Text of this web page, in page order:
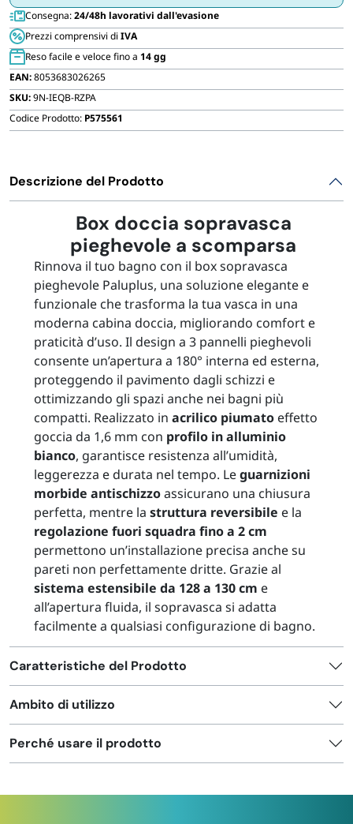
quantità
Consegna:24/48h lavorativi dall'evasione
Prezzi comprensivi di IVA
Reso facile e veloce fino a 14 gg
EAN:8053683026265
SKU:9N-IEQB-RZPA
Codice Prodotto: P575561
Descrizione del Prodotto
Box doccia sopravasca
pieghevole a scomparsa
Rinnova il tuo bagno con il box sopravasca
pieghevole Paluplus, una soluzione elegante e
funzionale che trasforma la tua vasca in una
moderna cabina doccia, migliorando comfort e
praticità d’uso. Il design a 3 pannelli pieghevoli
consente un’apertura a 180° interna ed esterna,
proteggendo il pavimento dagli schizzi e
ottimizzando gli spazi anche nei bagni più
compatti. Realizzato in acrilico piumato effetto
goccia da 1,6 mm con profilo in alluminio
bianco, garantisce resistenza all’umidità,
leggerezza e durata nel tempo. Leguarnizioni
morbide antischizzoassicurano una chiusura
perfetta, mentre la struttura reversibile e la
regolazione fuori squadra fino a 2 cm
permettono un’installazione precisa anche su
pareti non perfettamente dritte. Grazie al
sistema estensibile da 128 a 130 cm e
all’apertura fluida, il sopravasca si adatta
facilmente a qualsiasi configurazione di bagno.
Caratteristiche del Prodotto
Ambito di utilizzo
Perché usare il prodotto